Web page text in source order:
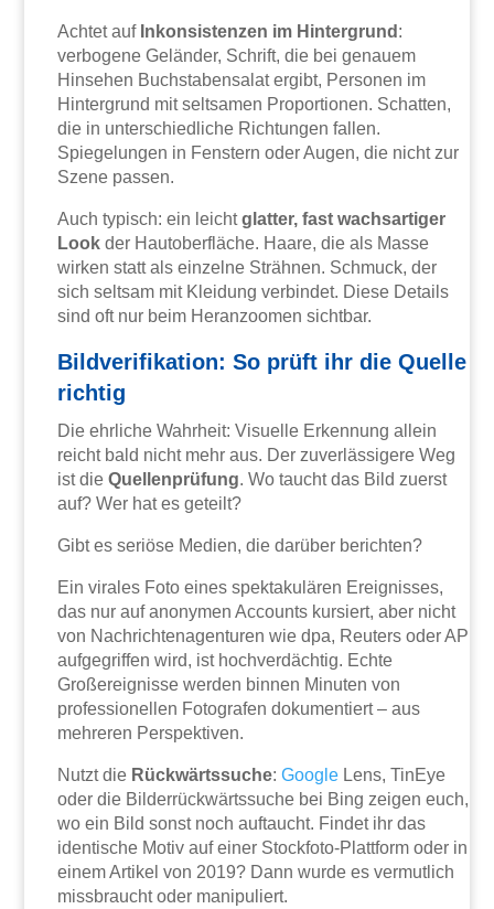
Achtet auf Inkonsistenzen im Hintergrund :
verbogene Geländer, Schrift, die bei genauem
Hinsehen Buchstabensalat ergibt, Personen im
Hintergrund mit seltsamen Proportionen. Schatten,
die in unterschiedliche Richtungen fallen.
Spiegelungen in Fenstern oder Augen, die nicht zur
Szene passen.
Auch typisch: ein leichtglatter, fast wachsartiger
Look der Hautoberfläche. Haare, die als Masse
wirken statt als einzelne Strähnen. Schmuck, der
sich seltsam mit Kleidung verbindet. Diese Details
sind oft nur beim Heranzoomen sichtbar.
Bildverifikation: So prüft ihr die Quelle
richtig
Die ehrliche Wahrheit: Visuelle Erkennung allein
reicht bald nicht mehr aus. Der zuverlässigere Weg
ist dieQuellenprüfung. Wo taucht das Bild zuerst
auf? Wer hat es geteilt?
Gibt es seriöse Medien, die darüber berichten?
Ein virales Foto eines spektakulären Ereignisses,
das nur auf anonymen Accounts kursiert, aber nicht
von Nachrichtenagenturen wie dpa, Reuters oder AP
aufgegriffen wird, ist hochverdächtig. Echte
Großereignisse werden binnen Minuten von
professionellen Fotografen dokumentiert – aus
mehreren Perspektiven.
Nutzt die Rückwärtssuche:Google Lens, TinEye
oder die Bilderrückwärtssuche bei Bing zeigen euch,
wo ein Bild sonst noch auftaucht. Findet ihr das
identische Motiv auf einer Stockfoto-Plattform oder in
einem Artikel von 2019? Dann wurde es vermutlich
missbraucht oder manipuliert.